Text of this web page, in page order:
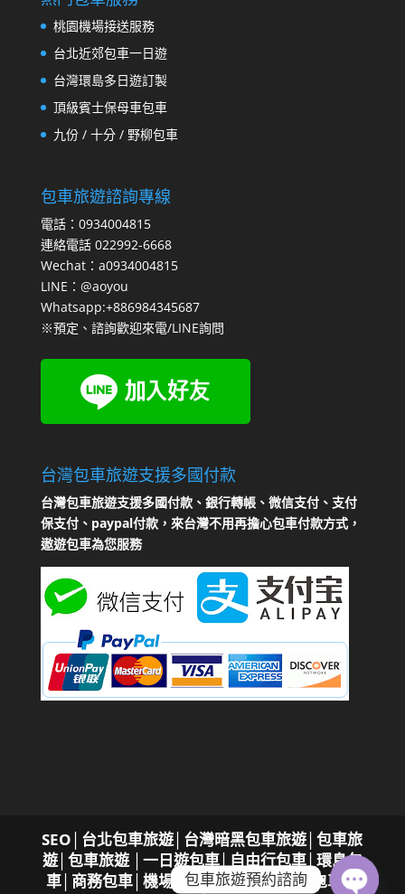
桃園機場接送服務
台北近郊包車一日遊
台灣環島多日遊訂製
頂級賓士保母車包車
九份 / 十分 / 野柳包車
包車旅遊諮詢專線
電話：0934004815
連絡電話 022992-6668
Wechat：a0934004815
LINE：@aoyou
Whatsapp:+886984345687
※預定、諮詢歡迎來電/LINE詢問
台灣包車旅遊支援多國付款
台灣包車旅遊支援多國付款、銀行轉帳、微信支付、支付
保支付、paypal付款，來台灣不用再擔心包車付款方式，
遨遊包車為您服務
SEO 台北包車旅遊│台灣暗黑包車旅遊│包車旅
遊│包車旅遊│一日遊包車│自由行包車│環島包
車│商務包車│機場接送，專屬您的遨遊包車服
包車旅遊預約諮詢